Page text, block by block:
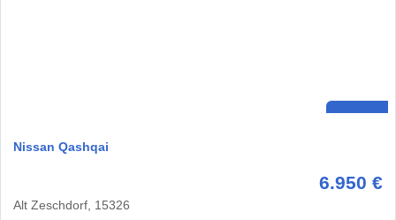
Nissan Qashqai
6.950 €
Alt Zeschdorf, 15326